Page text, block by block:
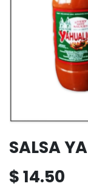
SALSA
$14.50